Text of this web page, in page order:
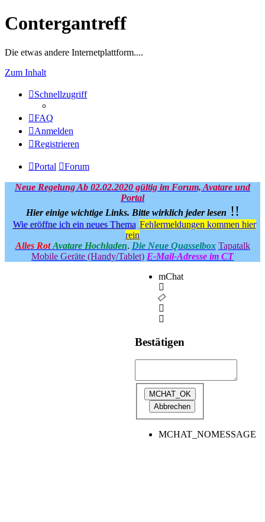
Contergantreff
Die etwas andere Internetplattform....
Zum Inhalt
Schnellzugriff
FAQ
Anmelden
Registrieren
Portal Forum
Neue Regelung Ab 02.02.2020 gültig im Forum, Avatare und
Portal
Hier einige wichtige Links. Bitte wirklich jeder lesen !!
Wie eröffne ich ein neues Thema Fehlermeldungen kommen hier
rein
Alles Rot Avatare Hochladen. Die Neue Quasselbox Tapatalk
Mobile Geräte (Handy/Tablet) E-Mail-Adresse im CT
mChat
Bestätigen
MCHAT_NOMESSAGE